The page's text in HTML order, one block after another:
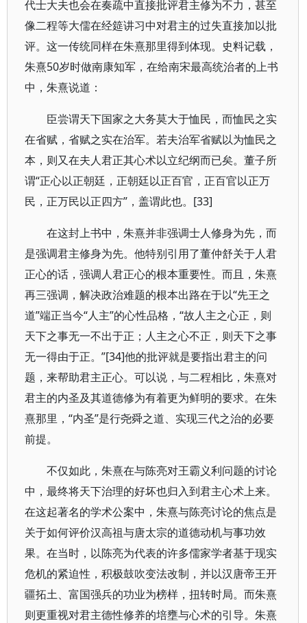
代士大夫也会在奏疏中直接批评君主修为不力，甚至
像二程等大儒在经筵讲习中对君主的过失直接加以批
评。这一传统同样在朱熹那里得到体现。史料记载，
朱熹50岁时做南康知军，在给南宋最高统治者的上书
中，朱熹说道：
臣尝谓天下国家之大务莫大于恤民，而恤民之实
在省赋，省赋之实在治军。若夫治军省赋以为恤民之
本，则又在夫人君正其心术以立纪纲而已矣。董子所
谓“正心以正朝廷，正朝廷以正百官，正百官以正万
民，正万民以正四方”，盖谓此也。[33]
在这封上书中，朱熹并非强调士人修身为先，而
是强调君主修身为先。他特别引用了董仲舒关于人君
正心的话，强调人君正心的根本重要性。而且，朱熹
再三强调，解决政治难题的根本出路在于以“先王之
道”端正当今“人主”的心性品格，“故人主之心正，则
天下之事无一不出于正；人主之心不正，则天下之事
无一得由于正。”[34]他的批评就是要指出君主的问
题，来帮助君主正心。可以说，与二程相比，朱熹对
君主的内圣及其道德修为有着更为鲜明的要求。在朱
熹那里，“内圣”是行尧舜之道、实现三代之治的必要
前提。
不仅如此，朱熹在与陈亮对王霸义利问题的讨论
中，最终将天下治理的好坏也归入到君主心术上来。
在这起著名的学术公案中，朱熹与陈亮讨论的焦点是
关于如何评价汉高祖与唐太宗的道德动机与事功效
果。在当时，以陈亮为代表的许多儒家学者基于现实
危机的紧迫性，积极鼓吹变法改制，并以汉唐帝王开
疆拓土、富国强兵的功业为榜样，扭转时局。而朱熹
则更重视对君主德性修养的培壅与心术的引导。朱熹